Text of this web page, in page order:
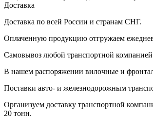
Доставка
Доставка по всей России и странам СНГ.
Оплаченную продукцию отгружаем
Самовывоз любой транспортной
В нашем распоряжении вилочные и
Поставки авто- и железнодорожным
Организуем доставку транспортной
20 тонн.